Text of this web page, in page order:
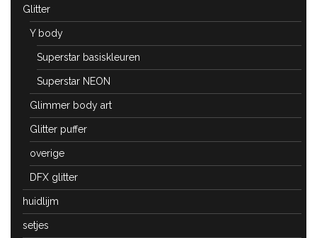
Glitter
Y body
Superstar basiskleuren
Superstar NEON
Glimmer body art
Glitter puffer
overige
DFX glitter
huidlijm
setjes